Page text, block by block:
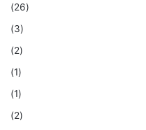
(26)
(3)
(2)
(1)
(1)
(2)